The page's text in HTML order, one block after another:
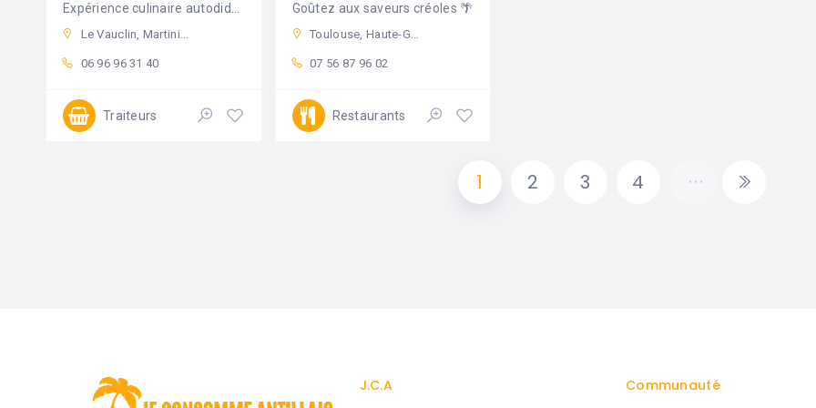
Le Vauclin, Martinique
06 96 96 31 40
Traiteurs
Goûtez aux saveurs créoles 🌴
Toulouse, Haute-Garonne, France
07 56 87 96 02
Restaurants
1 2 3 4
J.C.A Communauté